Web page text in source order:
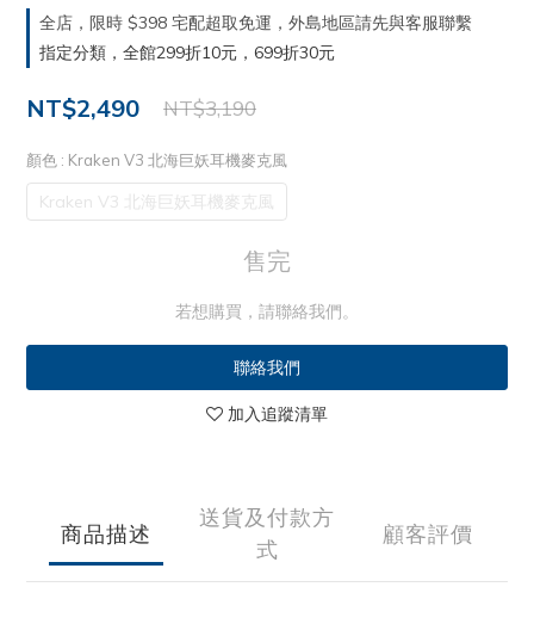
全店，限時 $398 宅配超取免運，外島地區請先與客服聯繫
指定分類，全館299折10元，699折30元
NT$2,490 NT$3,190
顏色 : Kraken V3 北海巨妖耳機麥克風
Kraken V3 北海巨妖耳機麥克風
售完
若想購買，請聯絡我們。
聯絡我們
加入追蹤清單
商品描述
送貨及付款方
式
顧客評價